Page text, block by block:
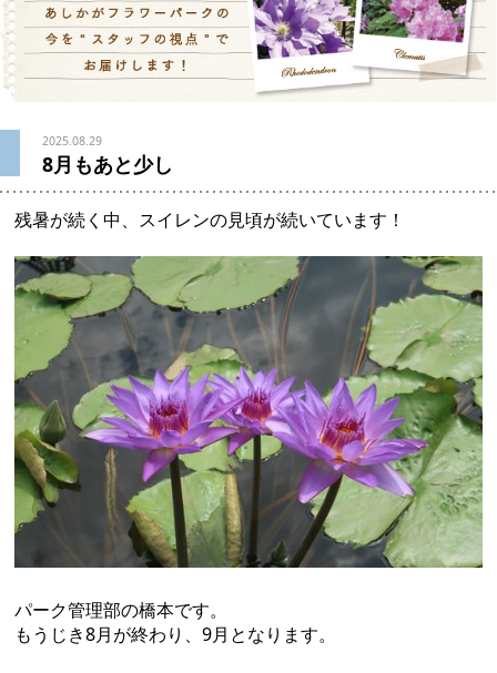
2025.08.29
8月もあと少し
残暑が続く中、スイレンの見頃が続いています！
パーク管理部の橋本です。
もうじき8月が終わり、9月となります。